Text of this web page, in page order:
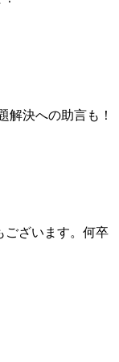
解決への助言も！
ございます。何卒